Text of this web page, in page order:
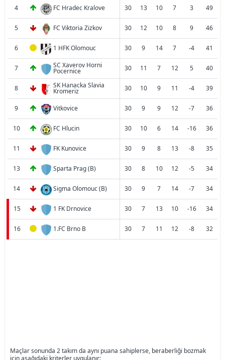
4 FC Hradec Kralove 30 13 10 7 3 49
5 FC Viktoria Zizkov 30 12 10 8 9 46
6 1 HFK Olomouc 30 9 14 7 -4 41
7 SC Xaverov Horni
Pocernice 30 11 7 12 5 40
8 SK Hanacka Slavia
Kromeriz 30 10 9 11 -4 39
9 Vitkovice 30 9 9 12 -7 36
10 FC Hlucin 30 10 6 14 -16 36
11 FK Kunovice 30 9 8 13 -8 35
13 Sparta Prag (B) 30 8 10 12 -5 34
14 Sigma Olomouc (B) 30 9 7 14 -7 34
15 1 FK Drnovice 30 7 13 10 -16 34
16 1.FC Brno B 30 7 11 12 -8 32
Maçlar sonunda 2 takım da aynı puana sahiplerse, beraberliği bozmak
için aşağıdaki kriterler uygulanır: